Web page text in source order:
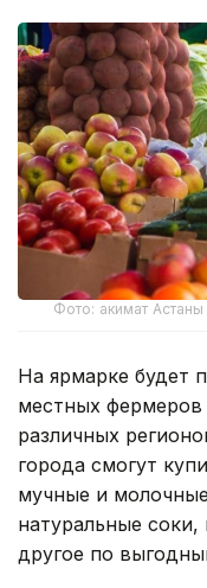
Фото: акимат Астаны
На ярмарке будет
местных фермеров
различных
города смогут
мучные и
натуральные
другое по